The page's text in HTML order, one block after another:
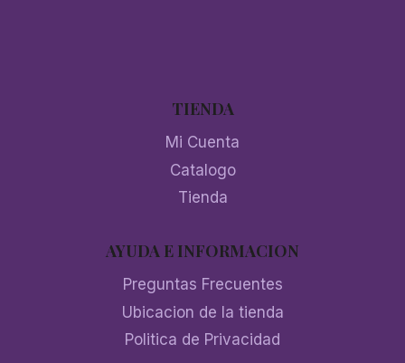
TIENDA
Mi Cuenta
Catalogo
Tienda
AYUDA E INFORMACION
Preguntas Frecuentes
Ubicacion de la tienda
Politica de Privacidad